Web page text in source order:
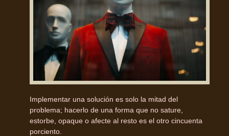
Implementar una solución es solo la mitad del
problema; hacerlo de una forma que no sature,
estorbe, opaque o afecte al resto es el otro cincuenta
porciento.